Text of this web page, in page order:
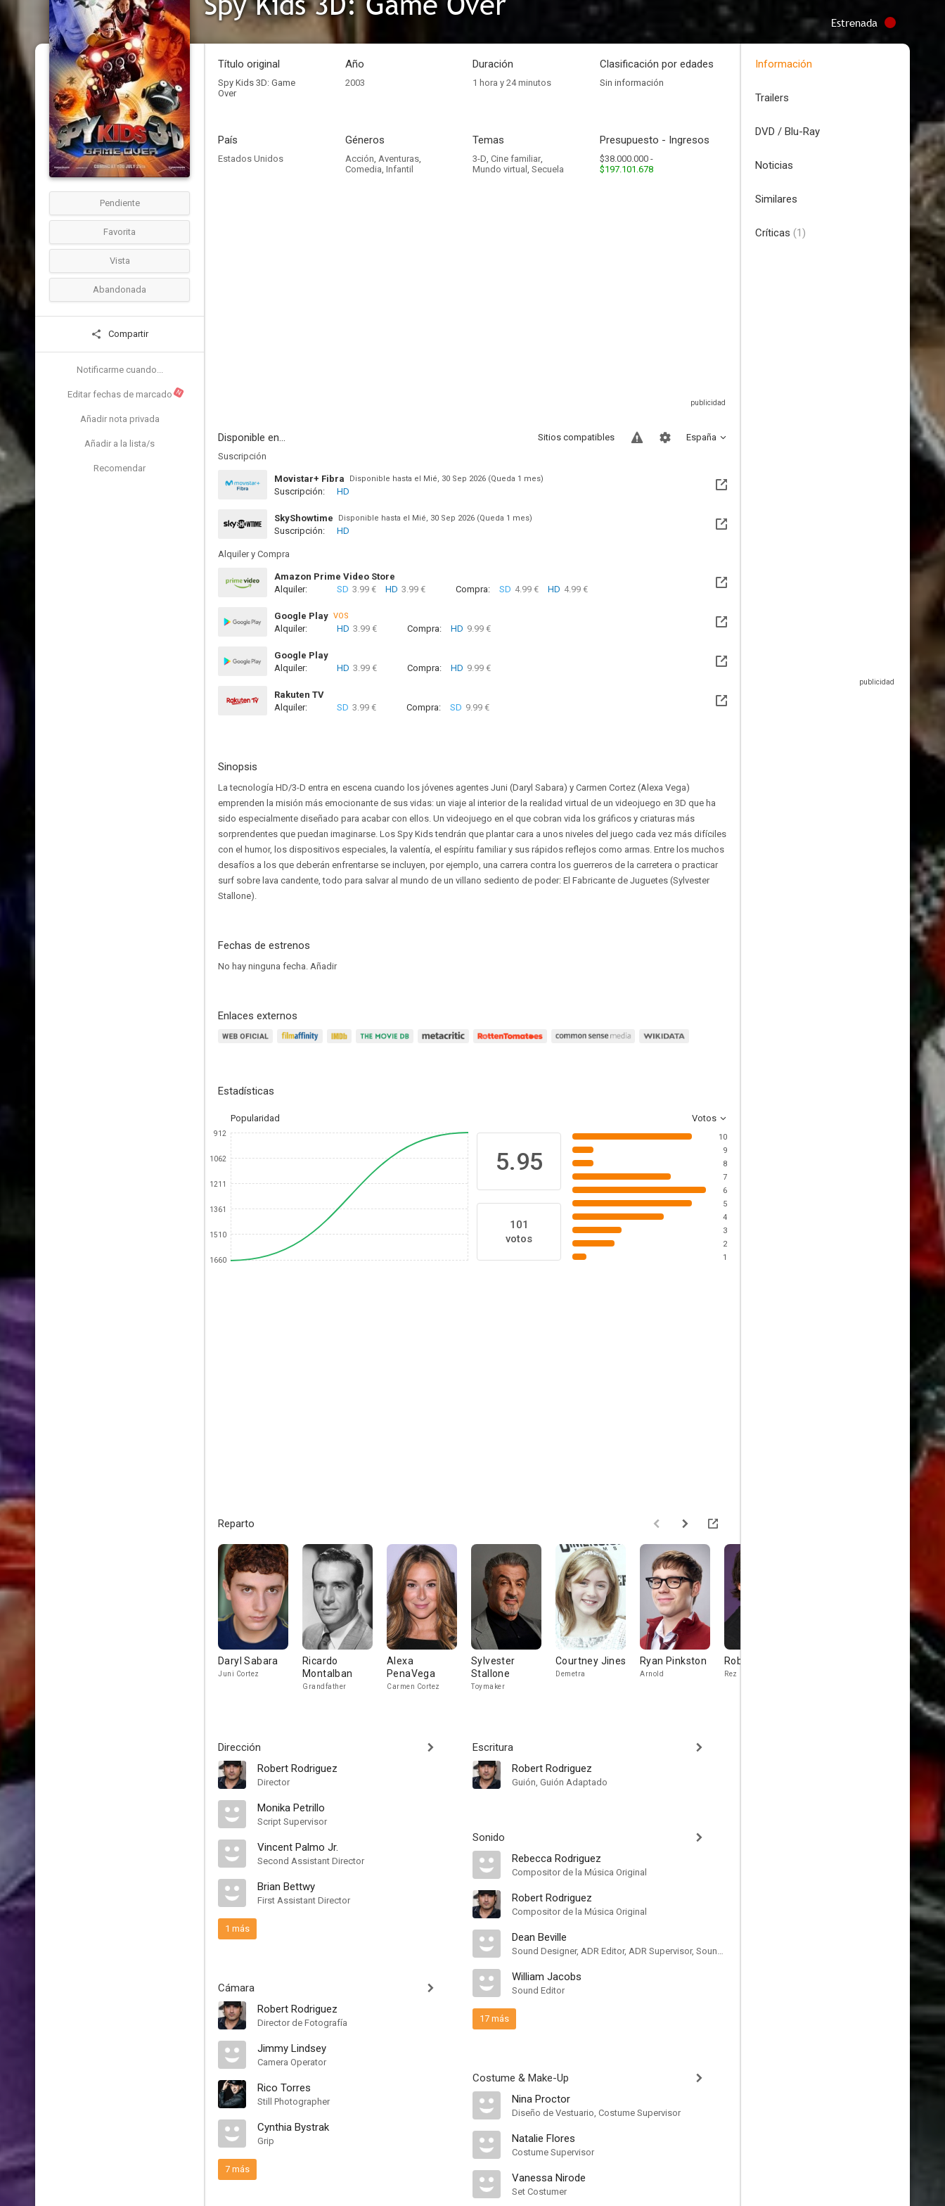
Estrenada
Pendiente
Favorita
Vista
Abandonada
Compartir
Notificarme cuando...
Editar fechas de marcado N
Añadir nota privada
Añadir a la lista/s
Recomendar
Título original
Spy Kids 3D: Game
Over
Año
2003
Duración
1 hora y 24 minutos
Clasificación por edades
Sin información
País
Estados Unidos
Géneros
Acción, Aventuras,
Comedia, Infantil
Temas
3-D, Cine familiar,
Mundo virtual , Secuela
Presupuesto - Ingresos
$38.000.000 -
$197.101.678
Disponible en... España
Sitios compatibles
Suscripción
Movistar+ Fibra Disponible hasta el Mié, 30 Sep 2026 (Queda 1 mes)
Suscripción: HD
SkyShowtime Disponible hasta el Mié, 30 Sep 2026 (Queda 1 mes)
Suscripción: HD
Alquiler y Compra
Amazon Prime Video Store
Alquiler:
SD 3.99 € HD 3.99 € Compra: SD 4.99 € HD 4.99 €
Google Play VOS
Alquiler: HD 3.99 € Compra: HD 9.99 €
Google Play
Alquiler:
HD 3.99 € Compra: HD 9.99 €
Rakuten TV
Alquiler:
SD 3.99 € Compra: SD 9.99 €
Sinopsis
La tecnología HD/3-D entra en escena cuando los jóvenes agentes Juni (Daryl Sabara) y Carmen Cortez (Alexa Vega)
emprenden la misión más emocionante de sus vidas: un viaje al interior de la realidad virtual de un videojuego en 3D que ha
sido especialmente diseñado para acabar con ellos. Un videojuego en el que cobran vida los gráficos y criaturas más
sorprendentes que puedan imaginarse. Los Spy Kids tendrán que plantar cara a unos niveles del juego cada vez más difíciles
con el humor, los dispositivos especiales, la valentía, el espíritu familiar y sus rápidos reflejos como armas. Entre los muchos
desafíos a los que deberán enfrentarse se incluyen, por ejemplo, una carrera contra los guerreros de la carretera o practicar
surf sobre lava candente, todo para salvar al mundo de un villano sediento de poder: El Fabricante de Juguetes (Sylvester
Stallone).
Fechas de estrenos
No hay ninguna fecha. Añadir
Enlaces externos
Estadísticas
Popularidad Votos
912
1062
1211
1361
1510
1660
5.95
101
votos
10
9
8
7
6
5
4
3
2
1
Reparto
Daryl Sabara
Juni Cortez
Ricardo
Montalban
Grandfather
Alexa
PenaVega
Carmen Cortez
Sylvester
Stallone
Toymaker
Courtney Jines
Demetra
Ryan Pinkston
Arnold
Robert Vito
Rez
Mike
Dirección
Robert Rodriguez
Director
Monika Petrillo
Script Supervisor
Vincent Palmo Jr.
Second Assistant Director
Brian Bettwy
First Assistant Director
1 más
Cámara
Robert Rodriguez
Director de Fotografía
Jimmy Lindsey
Camera Operator
Rico Torres
Still Photographer
Cynthia Bystrak
Grip
7 más
Escritura
Robert Rodriguez
Guión, Guión Adaptado
Sonido
Rebecca Rodriguez
Compositor de la Música Original
Robert Rodriguez
Compositor de la Música Original
Dean Beville
Sound Designer, ADR Editor, ADR Supervisor, Sound Supervisor
William Jacobs
Sound Editor
17 más
Costume & Make-Up
Nina Proctor
Diseño de Vestuario, Costume Supervisor
Natalie Flores
Costume Supervisor
Vanessa Nirode
Set Costumer
Información
Trailers
DVD / Blu-Ray
Noticias
Similares
Críticas (1)